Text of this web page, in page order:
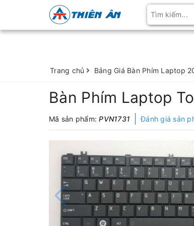
Trang chủ Bảng Giá Bàn Phím Laptop
Bàn Phím Laptop
Mã sản phẩm:PVN1731 Đánh giá sản